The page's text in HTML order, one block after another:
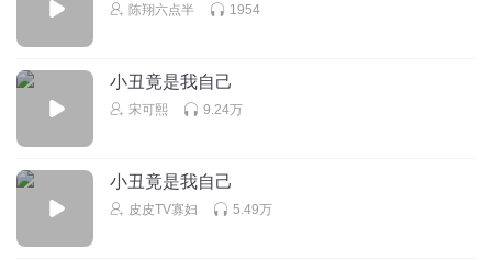
陈翔六点半 1954
小丑竟是我自己
宋可熙 9.24万
小丑竟是我自己
皮皮TV寡妇 5.49万